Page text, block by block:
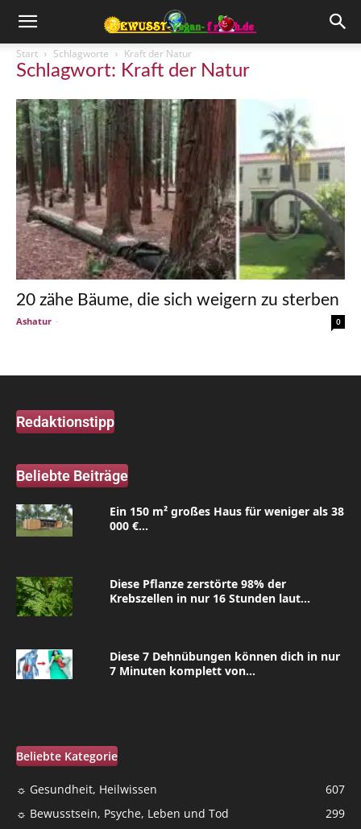
Start Schlagworte Kraft der Natur
Schlagwort: Kraft der Natur
20 zähe Bäume, die sich weigern zu sterben
Ashatur - 0
Redaktionstipp
Beliebte Beiträge
Ein 150 m² großes Haus für weniger als 38
000 €...
Diese Pflanze zerstörte 98% der
Krebszellen in nur 16 Stunden laut...
Diese 7 Dehnübungen können dich in nur
7 Minuten komplett von...
Beliebte Kategorie
☼ Gesundheit, Heilwissen
607
☼ Bewusstsein, Psyche, Leben und Tod
299